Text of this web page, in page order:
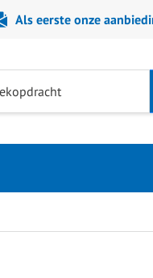
Als eerste onze
and
arrows